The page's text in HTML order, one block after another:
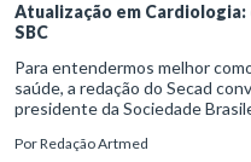
Atualização em
SBC
Para entendermos melhor
saúde, a redação do Secad
presidente da Sociedade
para o aprimoramento
PorRedação Artmed